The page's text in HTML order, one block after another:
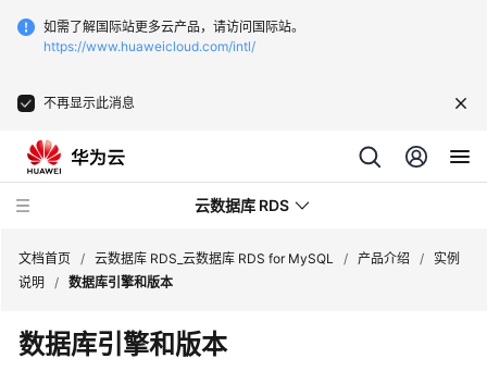
如需了解国际站更多云产品，请访问国际站。
https://www.huaweicloud.com/intl/
不再显示此消息
云数据库 RDS
文档首页 / 云数据库 RDS_云数据库 RDS for MySQL / 产品介绍 / 实例
说明
/ 数据库引擎和版本
数据库引擎和版本